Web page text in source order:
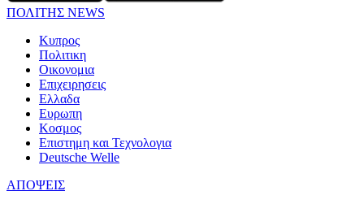
ΠΟΛΙΤΗΣ NEWS
Κυπρος
Πολιτικη
Οικονομια
Επιχειρησεις
Ελλαδα
Ευρωπη
Κοσμος
Επιστημη και Τεχνολογια
Deutsche Welle
ΑΠΟΨΕΙΣ